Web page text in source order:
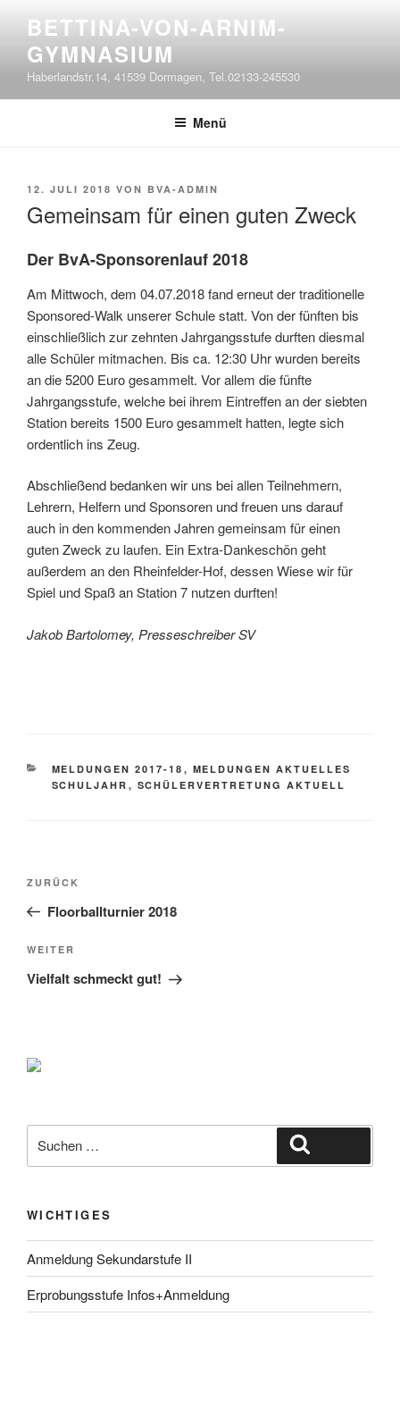
springen
BETTINA-VON-ARNIM-
GYMNASIUM
Haberlandstr.14, 41539 Dormagen, Tel.02133-245530
Menü
VERÖFFENTLICHT
12. JULI 2018 VON BVA-ADMIN
Gemeinsam für einen guten Zweck
Der BvA-Sponsorenlauf 2018
Am Mittwoch, dem 04.07.2018 fand erneut der traditionelle
Sponsored-Walk unserer Schule statt. Von der fünften bis
einschließlich zur zehnten Jahrgangsstufe durften diesmal
alle Schüler mitmachen. Bis ca. 12:30 Uhr wurden bereits
an die 5200 Euro gesammelt. Vor allem die fünfte
Jahrgangsstufe, welche bei ihrem Eintreffen an der siebten
Station bereits 1500 Euro gesammelt hatten, legte sich
ordentlich ins Zeug.
Abschließend bedanken wir uns bei allen Teilnehmern,
Lehrern, Helfern und Sponsoren und freuen uns darauf
auch in den kommenden Jahren gemeinsam für einen
guten Zweck zu laufen. Ein Extra-Dankeschön geht
außerdem an den Rheinfelder-Hof, dessen Wiese wir für
Spiel und Spaß an Station 7 nutzen durften!
Jakob Bartolomey, Presseschreiber SV
KATEGORIEN
MELDUNGEN 2017-18 , MELDUNGEN AKTUELLES
SCHULJAHR , SCHÜLERVERTRETUNG AKTUELL
Beitragsnavigation
Vorheriger
Beitrag
ZURÜCK
Floorballturnier 2018
Nächster
Beitrag
WEITER
Vielfalt schmeckt gut!
nach:
WICHTIGES
Anmeldung Sekundarstufe II
Erprobungsstufe Infos+Anmeldung